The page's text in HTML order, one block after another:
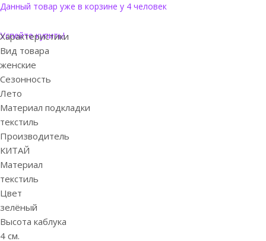
Данный товар уже в корзине у 4 человек
Успейте купить!
Характеристики
Вид товара
женские
Сезонность
Лето
Материал подкладки
текстиль
Производитель
КИТАЙ
Материал
текстиль
Цвет
зелёный
Высота каблука
4 см.